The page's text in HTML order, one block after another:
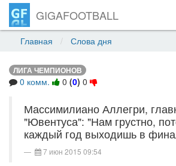
GIGAFOOTBALL
Главная Слова дня
ЛИГА ЧЕМПИОНОВ
0 комм. 0 (0) 0
Массимилиано Аллегри,
"Ювентуса": "Нам грустно,
каждый год выходишь в
7 июн 2015 09:54